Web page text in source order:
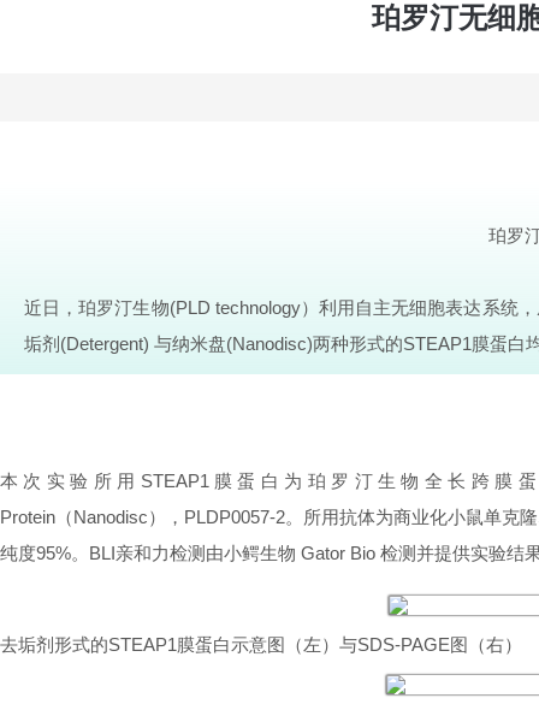
珀罗汀无细
珀罗
近日，珀罗汀生物(PLD technology）利用自主无细胞表达系统
垢剂(Detergent) 与纳米盘(Nanodisc)两种形式的STEAP1膜蛋白
本次实验所用STEAP1 膜蛋白 为珀罗汀生物全长跨膜蛋白
Protein（Nanodisc），PLDP0057-2。所用抗体为商业化小鼠单克
纯度95%。BLI亲和力检测由小鳄生物 Gator Bio 检测并提供实验结
去垢剂形式的STEAP1膜蛋白示意图（左）与SDS-PAGE图（右）